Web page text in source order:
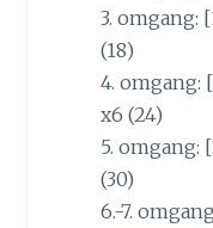
3. omgang:
(18)
4. omgang:
x6 (24)
5. omgang:
(30)
6.-7.